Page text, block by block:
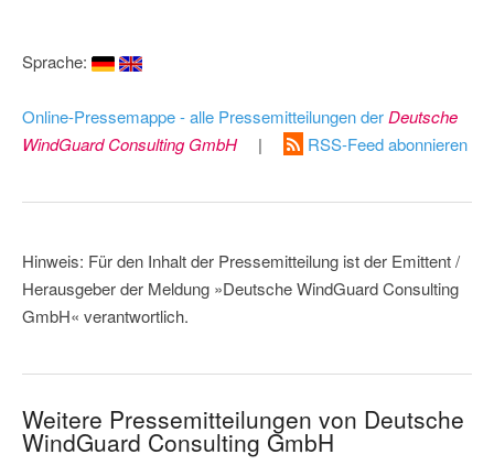
Sprache:
Online-Pressemappe - alle Pressemitteilungen derDeutsche
WindGuard Consulting GmbH
| RSS-Feed abonnieren
Hinweis: Für den Inhalt der Pressemitteilung ist der Emittent /
Herausgeber der Meldung »Deutsche WindGuard Consulting
GmbH« verantwortlich.
Weitere Pressemitteilungen von Deutsche
WindGuard Consulting GmbH